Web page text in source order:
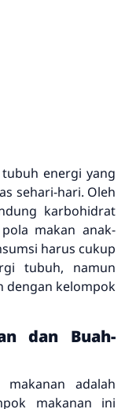
energi yang
sehari-hari. Oleh
karbohidrat
makan anak-
harus cukup
tubuh, namun
dengan kelompok
dan Buah-
adalah
makanan ini